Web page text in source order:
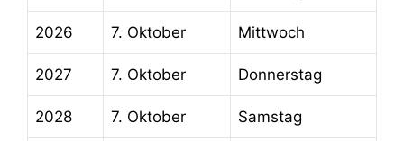
2026 7. Oktober Mittwoch
2027 7. Oktober Donnerstag
2028 7. Oktober Samstag